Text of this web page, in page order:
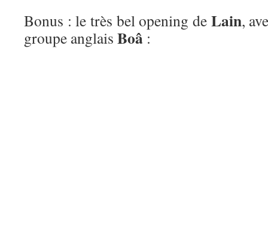
Bonus : le très bel opening de Lain,
groupe anglais Boâ :